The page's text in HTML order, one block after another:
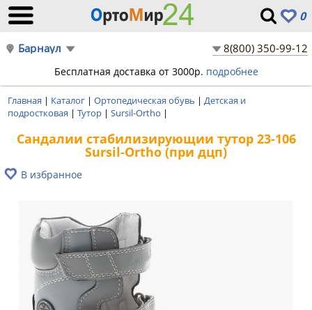
0
Барнаул 8(800) 350-99-12
Бесплатная доставка от 3000р. подробнее
Главная | Каталог | Ортопедическая обувь | Детская и
подростковая | Тутор | Sursil-Ortho |
Сандалии стабилизирующии тутор 23-106
Sursil-Ortho (при дцп)
В избранное